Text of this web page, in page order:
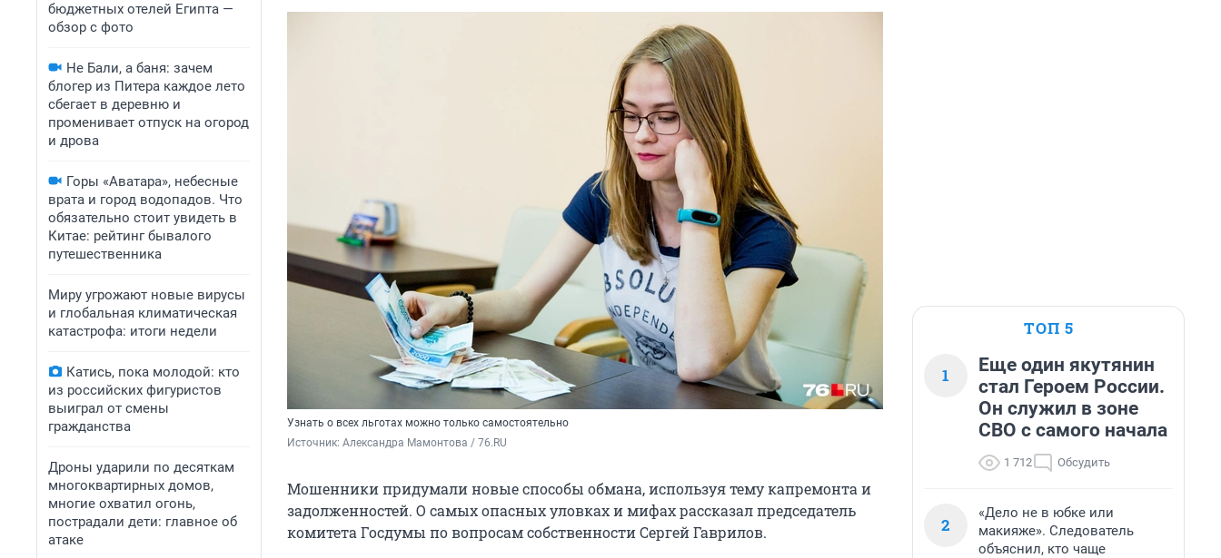
бюджетных отелей Египта —
обзор с фото
Не Бали, а баня: зачем
блогер из Питера каждое лето
сбегает в деревню и
променивает отпуск на огород
и дрова
Горы «Аватара», небесные
врата и город водопадов. Что
обязательно стоит увидеть в
Китае: рейтинг бывалого
путешественника
Миру угрожают новые вирусы
и глобальная климатическая
катастрофа: итоги недели
Катись, пока молодой: кто
из российских фигуристов
выиграл от смены
гражданства
Дроны ударили по десяткам
многоквартирных домов,
многие охватил огонь,
пострадали дети: главное об
атаке
Узнать о всех льготах можно только самостоятельно
Источник: Александра Мамонтова / 76.RU
Мошенники придумали новые способы обмана, используя тему капремонта и
задолженностей. О самых опасных уловках и мифах рассказал председатель
комитета Госдумы по вопросам собственности Сергей Гаврилов.
ТОП 5
1
Еще один якутянин
стал Героем России.
Он служил в зоне
СВО с самого начала
1 712 Обсудить
2
«Дело не в юбке или
макияже». Следователь
объяснил, кто чаще